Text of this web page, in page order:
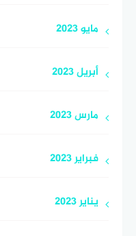
مايو 2023
أبريل 2023
مارس 2023
فبراير 2023
يناير 2023